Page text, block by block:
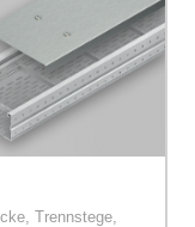
Trennstege,